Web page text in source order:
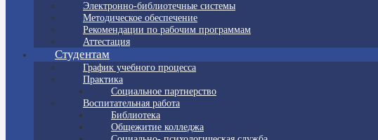
Электронно-библиотечные системы
Методическое обеспечение
Рекомендации по рабочим программам
Аттестация
Студентам
График учебного процесса
Практика
Социальное партнерство
Воспитательная работа
Библиотека
Общежитие колледжа